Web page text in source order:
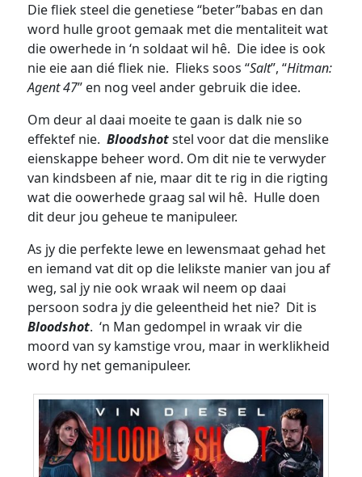
Die fliek steel die genetiese “beter”babas en dan
word hulle groot gemaak met die mentaliteit wat
die owerhede in ‘n soldaat wil hê. Die idee is ook
nie eie aan dié fliek nie. Flieks soos “Salt”, “Hitman:
Agent 47” en nog veel ander gebruik die idee.
Om deur al daai moeite te gaan is dalk nie so
effektef nie.Bloodshotstel voor dat die menslike
eienskappe beheer word. Om dit nie te verwyder
van kindsbeen af nie, maar dit te rig in die rigting
wat die oowerhede graag sal wil hê. Hulle doen
dit deur jou geheue te manipuleer.
As jy die perfekte lewe en lewensmaat gehad het
en iemand vat dit op die lelikste manier van jou af
weg, sal jy nie ook wraak wil neem op daai
persoon sodra jy die geleentheid het nie? Dit is
Bloodshot. ‘n Man gedompel in wraak vir die
moord van sy kamstige vrou, maar in werklikheid
word hy net gemanipuleer.